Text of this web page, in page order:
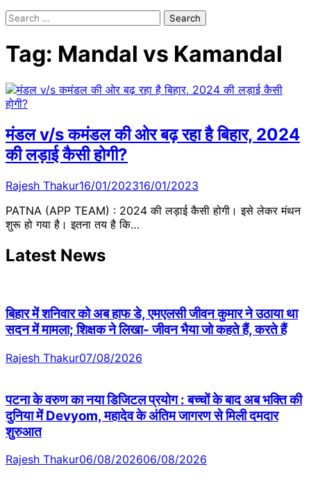
Search
Tag: Mandal vs Kamandal
मंडल v/s कमंडल की ओर बढ़ रहा है बिहार, 2024
की लड़ाई कैसी होगी?
Rajesh Thakur16/01/202316/01/2023
PATNA (APP TEAM) : 2024 की लड़ाई कैसी होगी। इसे लेकर मंथन
शुरू हो गया है। इतना तय है कि…
Latest News
बिहार में शनिवार को अब हाफ डे, एमएलसी जीवन कुमार ने उठाया था
सदन में मामला; शिक्षक ने लिखा- जीवन भैया जो कहते हैं, करते हैं
Rajesh Thakur07/08/2026
पटना के वरुण का नया डिजिटल प्रयोग : बच्चों के बाद अब भक्ति की
दुनिया में Devyom, महादेव के अंतिम जागरण से मिली दमदार
शुरुआत
Rajesh Thakur06/08/202606/08/2026